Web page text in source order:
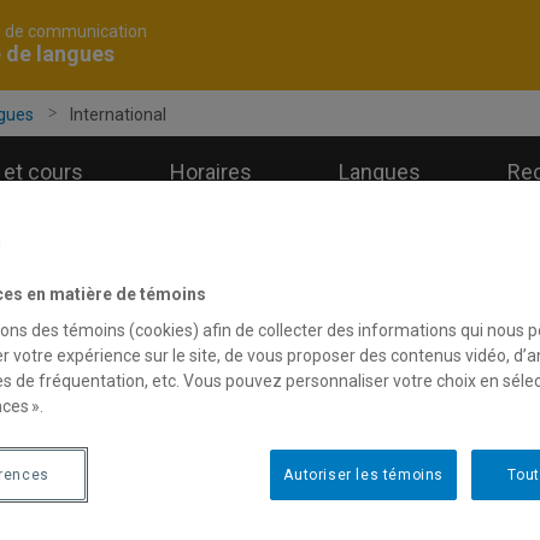
de communication
de langues
International
cours Horaires Langues
de langues propose régulièrement des écoles d'été à
d'été à venir) qui permettent aux étudiantes, aux
et linguistique.
en matière de témoins
des témoins (cookies) afin de collecter des informations qui nous
votre expérience sur le site, de vous proposer des contenus vidéo,
de fréquentation, etc. Vous pouvez personnaliser votre choix en
».
Autoriser les témoins